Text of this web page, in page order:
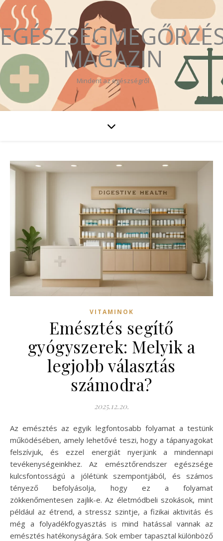
MAGAZIN
Mindent az egészségről
VITAMINOK
Emésztés segítő
gyógyszerek: Melyik a
legjobb választás
számodra?
2025.12.20.
Az emésztés az egyik legfontosabb folyamat a testünk
működésében, amely lehetővé teszi, hogy a tápanyagokat
felszívjuk, és ezzel energiát nyerjünk a mindennapi
tevékenységeinkhez. Az emésztőrendszer egészsége
kulcsfontosságú a jólétünk szempontjából, és számos
tényező befolyásolja, hogy ez a folyamat
zökkenőmentesen zajlik-e. Az életmódbeli szokások, mint
például az étrend, a stressz szintje, a fizikai aktivitás és
még a folyadékfogyasztás is mind hatással vannak az
emésztés hatékonyságára. Sok ember tapasztal különböző